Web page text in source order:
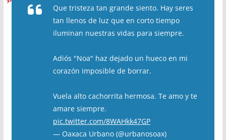
Que tristeza tan grande siento. Hay seres
tan llenos de luz que en corto tiempo
iluminan nuestras vidas para siempre.
Adiós "Noa" haz dejado un hueco en mi
corazón imposible de borrar.
Vuela alto cachorrita hermosa. Te amo y te
amare siempre.
pic.twitter.com/8WAHkk47GP
— Oaxaca Urbano (@urbanosoax)